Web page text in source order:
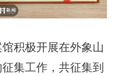
积极开展在外象山
集工作，共征集到